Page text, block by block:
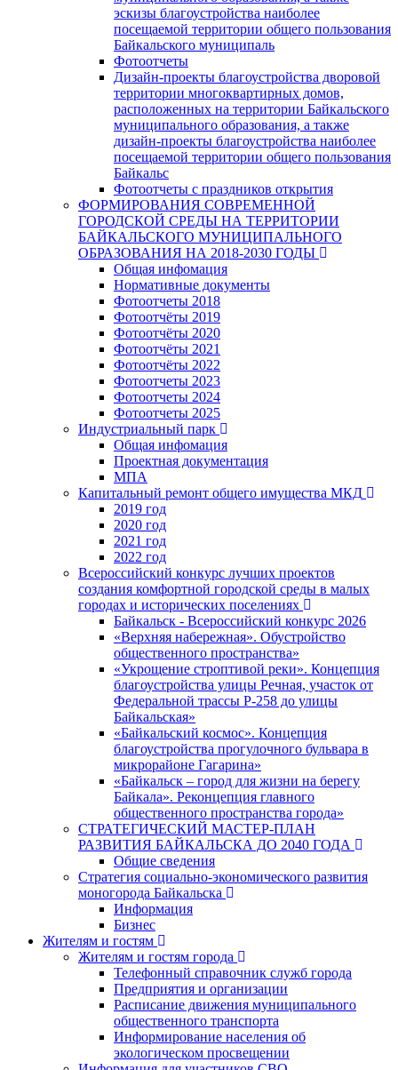
эскизы благоустройства наиболее
посещаемой территории общего пользования
Байкальского муниципаль
Фотоотчеты
Дизайн-проекты благоустройства дворовой
территории многоквартирных домов,
расположенных на территории Байкальского
муниципального образования, а также
дизайн-проекты благоустройства наиболее
посещаемой территории общего пользования
Байкальс
Фотоотчеты с праздников открытия
ФОРМИРОВАНИЯ СОВРЕМЕННОЙ
ГОРОДСКОЙ СРЕДЫ НА ТЕРРИТОРИИ
БАЙКАЛЬСКОГО МУНИЦИПАЛЬНОГО
ОБРАЗОВАНИЯ НА 2018-2030 ГОДЫ
Общая инфомация
Нормативные документы
Фотоотчеты 2018
Фотоотчёты 2019
Фотоотчёты 2020
Фотоотчёты 2021
Фотоотчёты 2022
Фотоотчеты 2023
Фотоотчеты 2024
Фотоотчеты 2025
Индустриальный парк
Общая инфомация
Проектная документация
МПА
Капитальный ремонт общего имущества МКД
2019 год
2020 год
2021 год
2022 год
Всероссийский конкурс лучших проектов
создания комфортной городской среды в малых
городах и исторических поселениях
Байкальск - Всероссийский конкурс 2026
«Верхняя набережная». Обустройство
общественного пространства»
«Укрощение строптивой реки». Концепция
благоустройства улицы Речная, участок от
Федеральной трассы Р-258 до улицы
Байкальская»
«Байкальский космос». Концепция
благоустройства прогулочного бульвара в
микрорайоне Гагарина»
«Байкальск – город для жизни на берегу
Байкала». Реконцепция главного
общественного пространства города»
СТРАТЕГИЧЕСКИЙ МАСТЕР-ПЛАН
РАЗВИТИЯ БАЙКАЛЬСКА ДО 2040 ГОДА
Общие сведения
Стратегия социально-экономического развития
моногорода Байкальска
Информация
Бизнес
Жителям и гостям
Жителям и гостям города
Телефонный справочник служб города
Предприятия и организации
Расписание движения муниципального
общественного транспорта
Информирование населения об
экологическом просвещении